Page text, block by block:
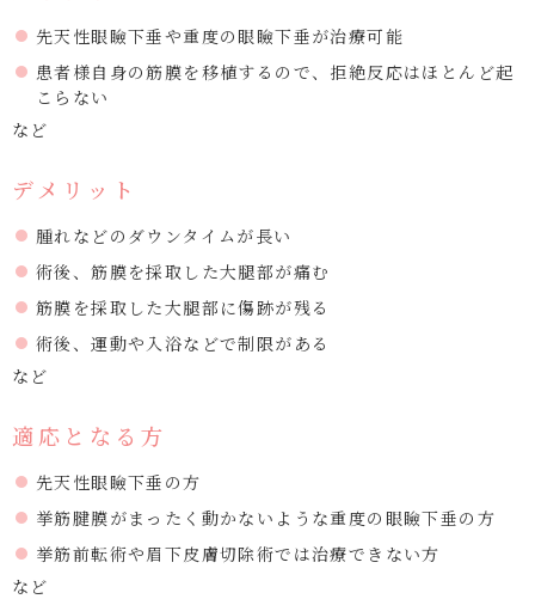
先天性眼瞼下垂や重度の眼瞼下垂が治療可能
患者様自身の筋膜を移植するので、拒絶反応はほとんど起
こらない
など
デメリット
腫れなどのダウンタイムが長い
術後、筋膜を採取した大腿部が痛む
筋膜を採取した大腿部に傷跡が残る
術後、運動や入浴などで制限がある
など
適応となる方
先天性眼瞼下垂の方
挙筋腱膜がまったく動かないような重度の眼瞼下垂の方
挙筋前転術や眉下皮膚切除術では治療できない方
など